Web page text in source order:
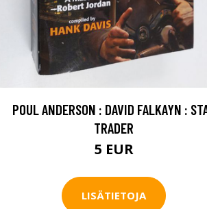
POUL ANDERSON : DAVID FALKAYN :
TRADER
5 EUR
LISÄTIETOJA